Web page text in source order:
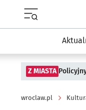
Z MIASTA
wroclaw.pl